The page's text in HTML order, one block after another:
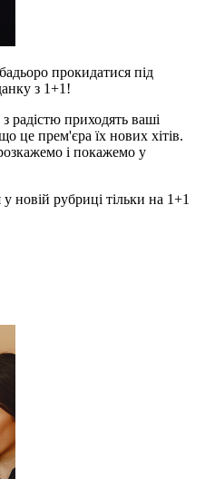
прокидатися під
з 1+1!
радістю приходять ваші
це прем'єра їх нових хітів.
і покажемо у
новій рубриці тільки на 1+1